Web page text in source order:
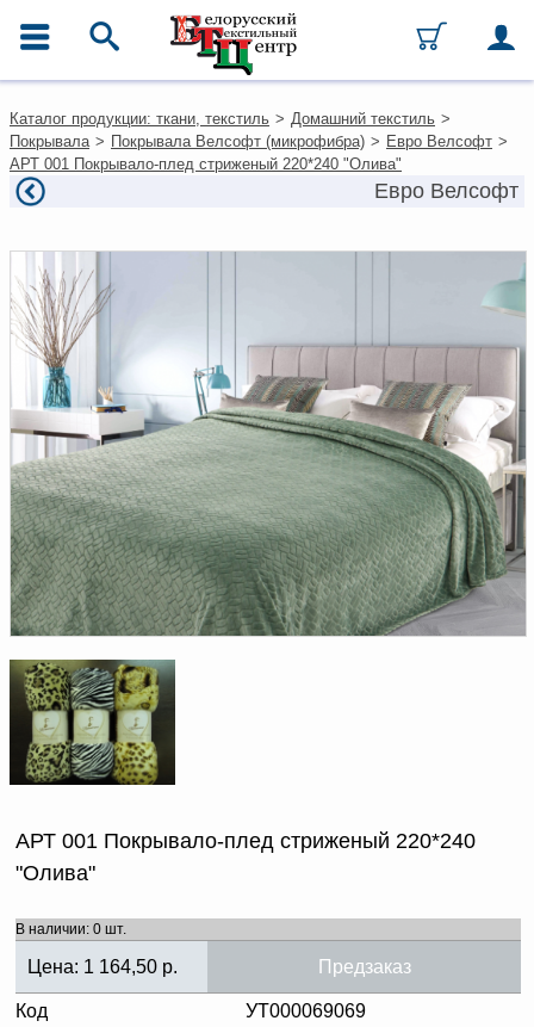
Каталог
Ткани
Домашний текстиль
Одежда
Текстиль для ресторанов и
гостиниц
Текстильная галантерея и
фурнитура
Условия работы
Оплата и доставка
Как оформить заказ
Вакансии
Как нас найти
Написать нам
Доверенность на
получение груза
Документы по работе с
персональными данными
Письмо руководителю
Вопросы и ответы
Новости | Статьи
Каталог продукции: ткани, текстиль > Домашний текстиль >
Покрывала > Покрывала Велсофт (микрофибра) > Евро Велсофт >
АРТ 001 Покрывало-плед стриженый 220*240 "Олива"
Евро Велсофт
АРТ 001 Покрывало-плед стриженый 220*240
"Олива"
В наличии: 0 шт.
Цена: 1 164,50 р. Предзаказ
Код
УТ000069069